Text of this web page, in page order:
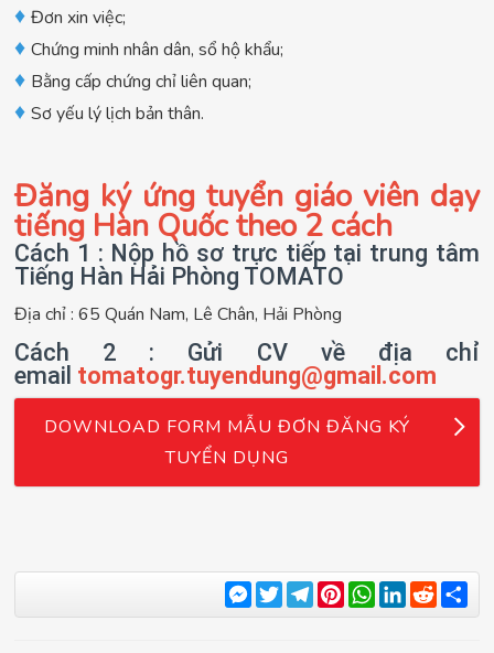
♦ Đơn xin việc;
♦ Chứng minh nhân dân, sổ hộ khẩu;
♦ Bằng cấp chứng chỉ liên quan;
♦ Sơ yếu lý lịch bản thân.
Đăng ký ứng tuyển giáo viên dạy
tiếng Hàn Quốc theo 2 cách
Cách 1 : Nộp hồ sơ trực tiếp tại trung tâm
Tiếng Hàn Hải Phòng TOMATO
Địa chỉ : 65 Quán Nam, Lê Chân, Hải Phòng
Cách 2 : Gửi CV về địa chỉ
email tomatogr.tuyendung@gmail.com
DOWNLOAD FORM MẪU ĐƠN ĐĂNG KÝ
TUYỂN DỤNG
Messenger
TwitterTelegram
Pinterest
WhatsApp
LinkedIn
Reddit